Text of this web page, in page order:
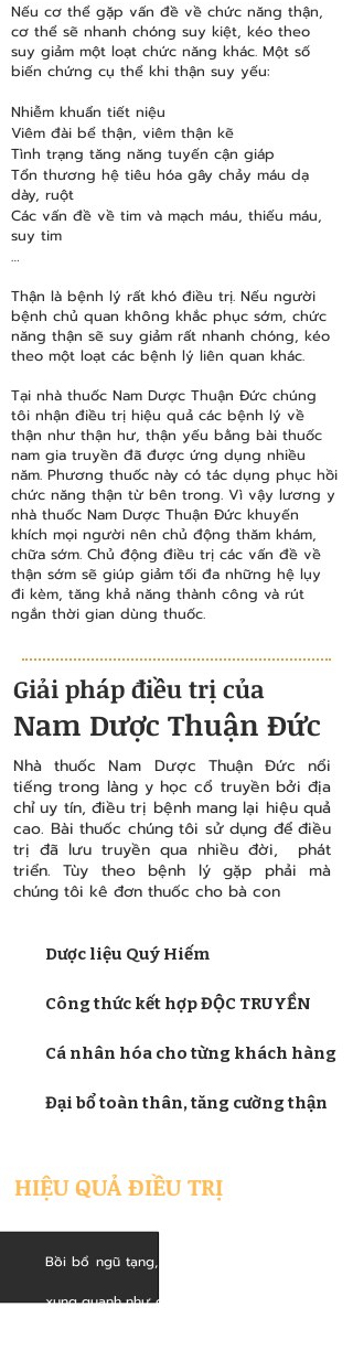
Nếu cơ thể gặp vấn đề về chức năng thận,
cơ thể sẽ nhanh chóng suy kiệt, kéo theo
suy giảm một loạt chức năng khác. Một số
biến chứng cụ thể khi thận suy yếu:
Nhiễm khuẩn tiết niệu
Viêm đài bể thận, viêm thận kẽ
Tình trạng tăng năng tuyến cận giáp
Tổn thương hệ tiêu hóa gây chảy máu dạ
dày, ruột
Các vấn đề về tim và mạch máu, thiếu máu,
suy tim
…
Thận là bệnh lý rất khó điều trị. Nếu người
bệnh chủ quan không khắc phục sớm, chức
năng thận sẽ suy giảm rất nhanh chóng, kéo
theo một loạt các bệnh lý liên quan khác.
Tại nhà thuốc Nam Dược Thuận Đức chúng
tôi nhận điều trị hiệu quả các bệnh lý về
thận như thận hư, thận yếu bằng bài thuốc
nam gia truyền đã được ứng dụng nhiều
năm. Phương thuốc này có tác dụng phục hồi
chức năng thận từ bên trong. Vì vậy lương y
nhà thuốc Nam Dược Thuận Đức khuyến
khích mọi người nên chủ động thăm khám,
chữa sớm. Chủ động điều trị các vấn đề về
thận sớm sẽ giúp giảm tối đa những hệ lụy
đi kèm, tăng khả năng thành công và rút
ngắn thời gian dùng thuốc.
Giải pháp điều trị của
Nam Dược Thuận Đức
Nhà thuốc Nam Dược Thuận Đức nổi
tiếng trong làng y học cổ truyền bởi địa
chỉ uy tín, điều trị bệnh mang lại hiệu quả
cao. Bài thuốc chúng tôi sử dụng để điều
trị đã lưu truyền qua nhiều đời, phát
triển. Tùy theo bệnh lý gặp phải mà
chúng tôi kê đơn thuốc cho bà con
Dược liệu Quý Hiếm
Công thức kết hợp ĐỘC TRUYỀN
Cá nhân hóa cho từng khách hàng
Đại bổ toàn thân, tăng cường thận
HIỆU QUẢ ĐIỀU TRỊ
Bồi bổ ngũ tạng, nhất là những bộ phận
xung quanh như gan, dạ dày